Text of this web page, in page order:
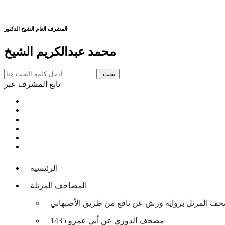
المشرف العام الشيخ الدكتور
محمد عبدالكريم الشيخ
تابع المشرف عبر
الرئيسية
المصاحف المرتلة
المرتل برواية ورش عن نافع من طريق الأصبهاني
مصحف الدوري عن أبي عمرو 1435